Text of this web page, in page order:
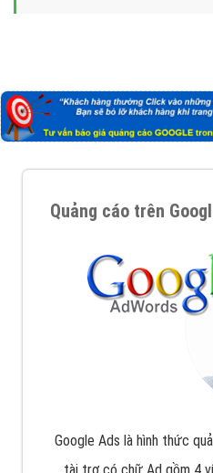
Quảng cáo trên
Google Ads là hình thức